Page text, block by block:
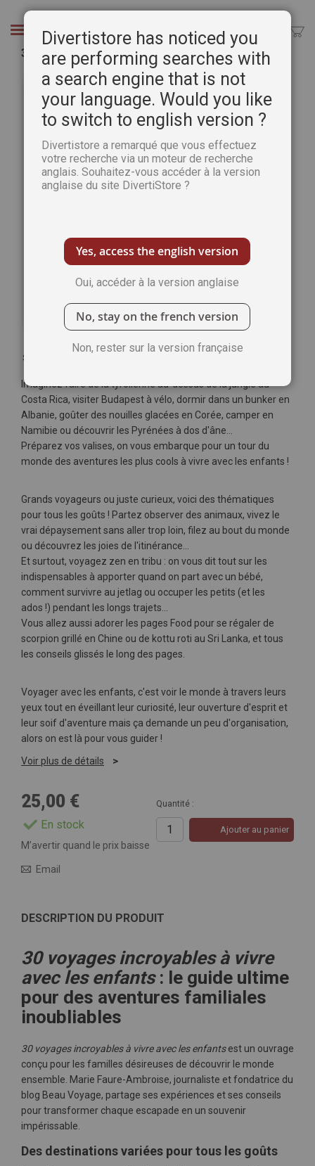
Chercher
30 voyages incroyables à vivre avec les enfants
Passer
galerie
d’images
Soyez le premier à commenter ce produit
Imaginez faire de la tyrolienne au-dessus de la jungle au
Costa Rica, visiter Budapest à vélo, dormir dans un bunker en
Albanie, goûter des nouilles glacées en Corée, camper en
Namibie ou découvrir les Pyrénées à dos d'âne...
Préparez vos valises, on vous embarque pour un tour du
monde des aventures les plus cools à vivre avec les enfants !
Grands voyageurs ou juste curieux, voici des thématiques
pour tous les goûts ! Partez observer des animaux, vivez le
vrai dépaysement sans aller trop loin, filez au bout du monde
ou découvrez les joies de l'itinérance...
Et surtout, voyagez zen en tribu : on vous dit tout sur les
indispensables à apporter quand on part avec un bébé,
comment survivre au jetlag ou occuper les petits (et les
ados !) pendant les longs trajets...
Vous allez aussi adorer les pages Food pour se régaler de
scorpion grillé en Chine ou de kottu roti au Sri Lanka, et tous
les conseils glissés le long des pages.
Voyager avec les enfants, c'est voir le monde à travers leurs
yeux tout en éveillant leur curiosité, leur ouverture d'esprit et
leur soif d'aventure mais ça demande un peu d'organisation,
alors on est là pour vous guider !
Voir plus de détails
25,00 €
En stock
Quantité :
Ajouter au panier
M’avertir quand le prix baisse
Email
DESCRIPTION DU PRODUIT
30 voyages incroyables à vivre
avec les enfants: le guide ultime
pour des aventures familiales
inoubliables
30 voyages incroyables à vivre avec les enfantsest un ouvrage
conçu pour les familles désireuses de découvrir le monde
ensemble. Marie Faure-Ambroise, journaliste et fondatrice du
blog Beau Voyage, partage ses expériences et ses conseils
pour transformer chaque escapade en un souvenir
impérissable.
Des destinations variées pour tous les goûts
Divertistore has noticed you
are performing searches with
a search engine that is not
your language. Would you like
to switch to english version ?
Divertistore a remarqué que vous effectuez
votre recherche via un moteur de recherche
anglais. Souhaitez-vous accéder à la version
anglaise du site DivertiStore ?
Yes, access the english version
Oui, accéder à la version anglaise
No, stay on the french version
Non, rester sur la version française